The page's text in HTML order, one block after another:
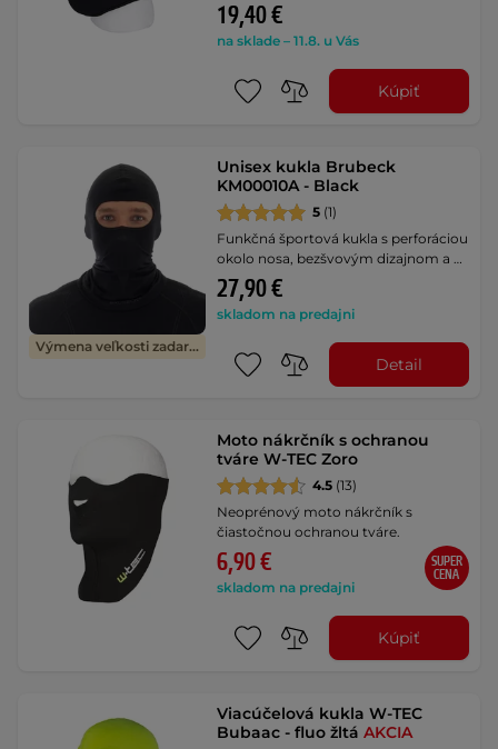
19,40 €
na sklade – 11.8. u Vás
Kúpiť
Výmena veľkosti zadarmo
Unisex kukla Brubeck
KM00010A - Black
5 (1)
Funkčná športová kukla s perforáciou
okolo nosa, bezšvovým dizajnom a …
27,90 €
skladom na predajni
Detail
Moto nákrčník s ochranou
tváre W-TEC Zoro
4.5 (13)
Neoprénový moto nákrčník s
čiastočnou ochranou tváre.
6,90 €
skladom na predajni
SUPER
CENA
Kúpiť
Viacúčelová kukla W-TEC
Bubaac - fluo žltáAKCIA